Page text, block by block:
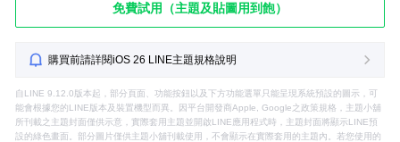
免費試用（主題及貼圖用到飽）
購買前請詳閱iOS 26 LINE主題規格說明
自LINE 9.12.0版本起，部分頁面、功能按鈕以及下方功能選單只能呈現系統預設的圖示，可
能會根據您的LINE版本及裝置機型而異。因平台開發商Apple, Google之政策規格，主題小舖
所刊載之主題封面僅供示意，實際套用主題並開啟LINE應用程式時，主題封面將顯示LINE預
設的綠色畫面。部分圖片僅供主題小舖刊載使用，不會顯示在實際套用的主題內。若您使用的